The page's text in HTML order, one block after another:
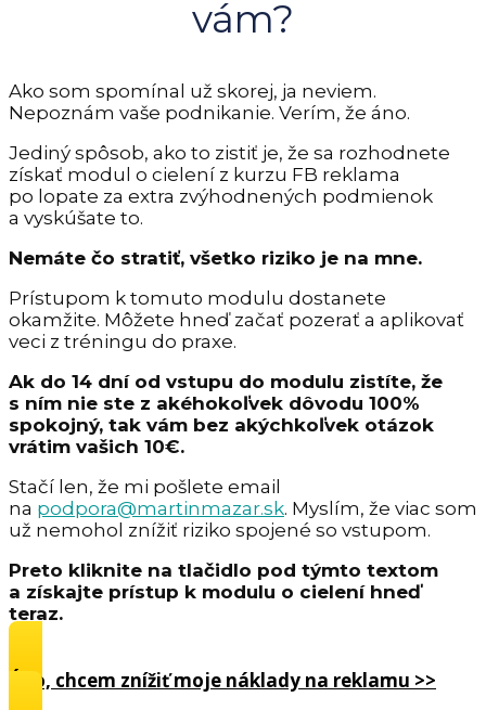
vám?
Ako som spomínal už skorej, ja neviem.
Nepoznám vaše podnikanie. Verím, že áno.
Jediný spôsob, ako to zistiť je, že sa rozhodnete
získať modul o cielení z kurzu FB reklama
po lopate za extra zvýhodnených podmienok
a vyskúšate to.
Nemáte čo stratiť, všetko riziko je na mne.
Prístupom k tomuto modulu dostanete
okamžite. Môžete hneď začať pozerať a aplikovať
veci z tréningu do praxe.
Ak do 14 dní od vstupu do modulu zistíte, že
s ním nie ste z akéhokoľvek dôvodu 100%
spokojný, tak vám bez akýchkoľvek otázok
vrátim vašich 10€.
Stačí len, že mi pošlete email
na podpora@martinmazar.sk. Myslím, že viac som
už nemohol znížiť riziko spojené so vstupom.
Preto kliknite na tlačidlo pod týmto textom
a získajte prístup k modulu o cielení hneď
teraz.
Áno, chcem znížiť moje náklady na reklamu >>